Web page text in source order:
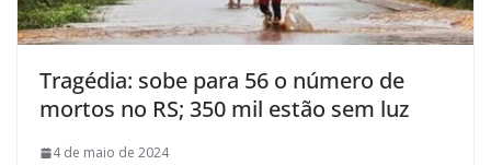
Tragédia: sobe para 56 o número de
mortos no RS; 350 mil estão sem luz
4 de maio de 2024